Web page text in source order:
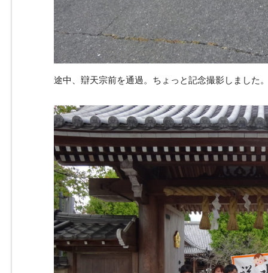
途中、辯天宗前を通過。ちょっと記念撮影しました